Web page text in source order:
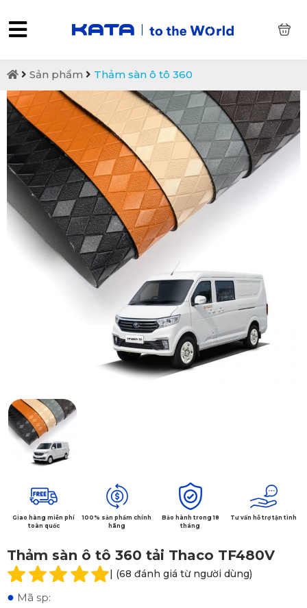
Sản phẩm Thảm sàn ô tô 360
Giao hàng miễn phí
toàn quốc
100% sản phẩm chính
hãng
Bảo hành trong 18
tháng
Tư vấn hỗ trợ tận tình
Thảm sàn ô tô 360 tải Thaco TF480V
| (68 đánh giá từ người dùng)
● Mã sp: